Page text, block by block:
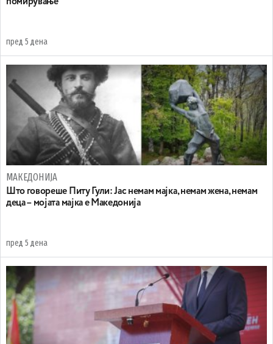
пред 5 дена
МАКЕДОНИЈА
Што говореше Питу Гули: Јас немам мајка, немам жена, немам
деца – мојата мајка е Македонија
пред 5 дена